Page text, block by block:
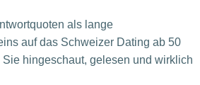
als lange
auf das Schweizer Dating ab 50
hingeschaut, gelesen und wirklich